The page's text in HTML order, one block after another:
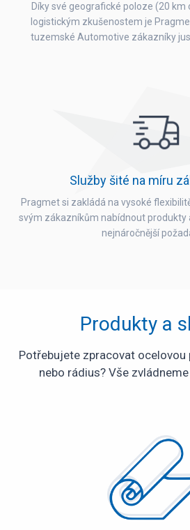
Díky své geografické poloze (20 km
logistickým zkušenostem je
tuzemské Automotive zákazníky
Služby šité na míru
Pragmet si zakládá na vysoké
svým zákazníkům nabídnout produkty
nejnáročnější
Produkty a
Potřebujete zpracovat ocelovou
nebo rádius? Vše